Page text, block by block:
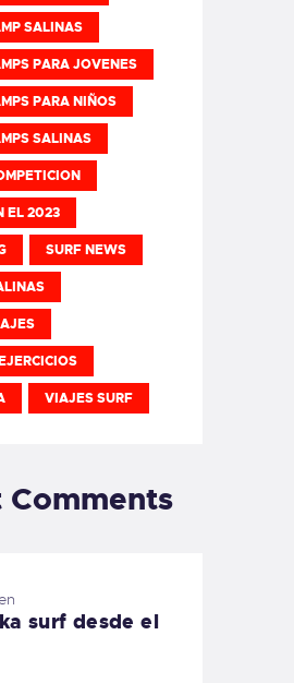
SALINAS
PARA JOVENES
PARA NIÑOS
SALINAS
EL 2023
SURF NEWS
VIAJES SURF
Comments
surf desde el